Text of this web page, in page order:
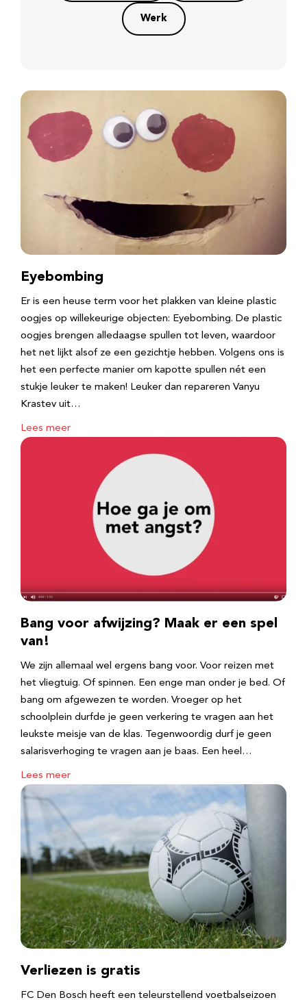
Werk
Eyebombing
Er is een heuse term voor het plakken van kleine plastic
oogjes op willekeurige objecten: Eyebombing. De plastic
oogjes brengen alledaagse spullen tot leven, waardoor
het net lijkt alsof ze een gezichtje hebben. Volgens ons is
het een perfecte manier om kapotte spullen nét een
stukje leuker te maken! Leuker dan repareren Vanyu
Krastev uit…
Lees meer
Bang voor afwijzing? Maak er een spel
van!
We zijn allemaal wel ergens bang voor. Voor reizen met
het vliegtuig. Of spinnen. Een enge man onder je bed. Of
bang om afgewezen te worden. Vroeger op het
schoolplein durfde je geen verkering te vragen aan het
leukste meisje van de klas. Tegenwoordig durf je geen
salarisverhoging te vragen aan je baas. Een heel…
Lees meer
Verliezen is gratis
FC Den Bosch heeft een teleurstellend voetbalseizoen